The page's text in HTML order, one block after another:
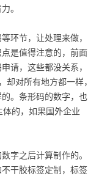
。
环节，让处理来做，
是值得注意的，前面
请，这些都没关系，
对所有地方都一样，
。条形码的数字，也
的，如果国外企业
字之后计算制作的。
干胶标签定制，标签